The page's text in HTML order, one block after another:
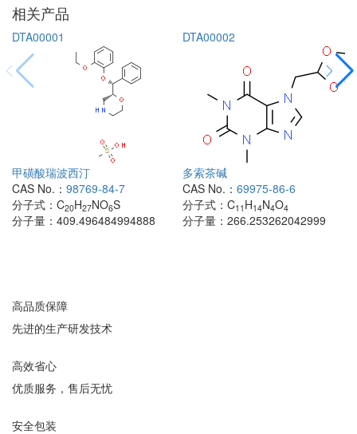
相关产品
DTA00001
甲磺酸瑞波西汀
CAS No.： 98769-84-7
分子式： C20H27NO6S
分子量： 409.496484994888
DTA00002
多索茶碱
CAS No.： 69975-86-6
分子式： C11 H14N4O4
分子量： 266.253262042999
高品质保障
先进的生产研发技术
高效省心
优质服务，售后无忧
安全包装